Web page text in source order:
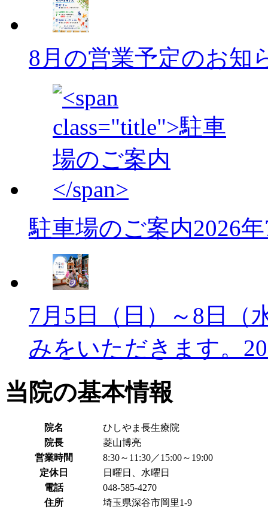
8月の営業予定のお知
駐車場のご案内2026
7月5日（日）～8日（
みをいただきます。
当院の基本情報
院名
ひしやま長生療院
院長
菱山博亮
営業時間
8:30～11:30／15:00～19:00
定休日
日曜日、水曜日
電話
048-585-4270
住所
埼玉県深谷市岡里1-9